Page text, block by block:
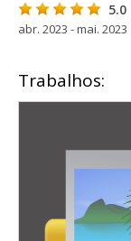
5.0
abr. 2023 - mai. 2023
Trabalhos: